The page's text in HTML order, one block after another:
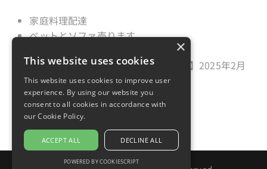
家庭料理配達
ベットとソファ売ります
【JalanJalan30周年記念KLオフ会！】2025年2月
17日第1回目告知
久しぶりのご挨拶
×
This website uses cookies
This website uses cookies to improve user
experience. By using our website you
consent to all cookies in accordance with
our Cookie Policy.
ACCEPT ALL DECLINE ALL
POWERED BY COOKIESCRIPT